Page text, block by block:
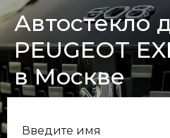
Автостекло
PEUGEOT
в Москве
Введите имя